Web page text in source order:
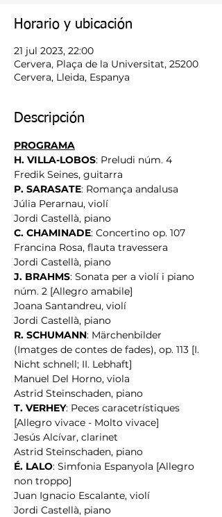
Horario y ubicación
21 jul 2023, 22:00
Cervera, Plaça de la Universitat, 25200
Cervera, Lleida, Espanya
Descripción
PROGRAMA
H. VILLA-LOBOS: Preludi núm. 4
Fredik Seines, guitarra
P. SARASATE: Romança andalusa
Júlia Perarnau, violí
Jordi Castellà, piano
C. CHAMINADE: Concertino op. 107
Francina Rosa, flauta travessera
Jordi Castellà, piano
J. BRAHMS: Sonata per a violí i piano
núm. 2 [Allegro amabile]
Joana Santandreu, violí
Jordi Castellà, piano
R. SCHUMANN: Märchenbilder
(Imatges de contes de fades), op. 113 [I.
Nicht schnell; II. Lebhaft]
Manuel Del Horno, viola
Astrid Steinschaden, piano
T. VERHEY: Peces caracetrístiques
[Allegro vivace - Molto vivace]
Jesús Alcívar, clarinet
Astrid Steinschaden, piano
É. LALO: Simfonia Espanyola [Allegro
non troppo]
Juan Ignacio Escalante, violí
Jordi Castellà, piano